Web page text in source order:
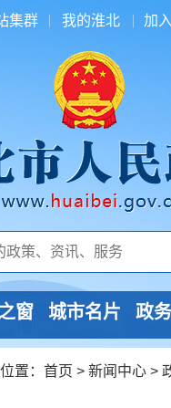
集群 我的淮北 加
窗 城市名片 政
置： 首页 > 新闻中心 >